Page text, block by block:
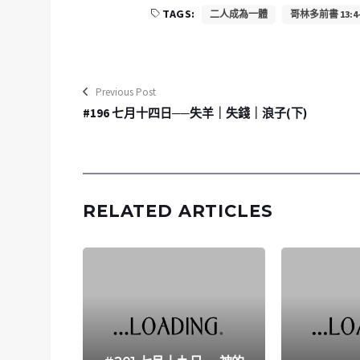
TAGS: 二人成為一體 哥林多前書
Previous Post
#196 七月十四日──失羊｜失錢｜浪子(下)
RELATED ARTICLES